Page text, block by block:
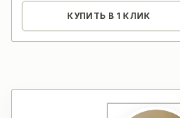
КУПИТЬ В 1 КЛИК